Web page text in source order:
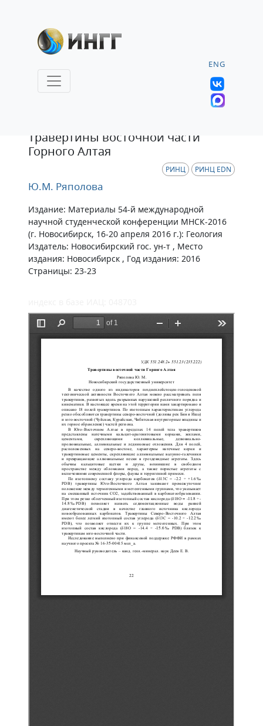
ENG
Травертины восточной части
Горного Алтая
РИНЦ РИНЦ EDN
Ю.М. Ряполова
Издание: Материалы 54-й международной
научной студенческой конференции МНСК-2016
(г. Новосибирск, 16-20 апреля 2016 г.): Геология
Издатель: Новосибирский гос. ун-т , Место
издания: Новосибирск , Год издания: 2016
Страницы: 23-23